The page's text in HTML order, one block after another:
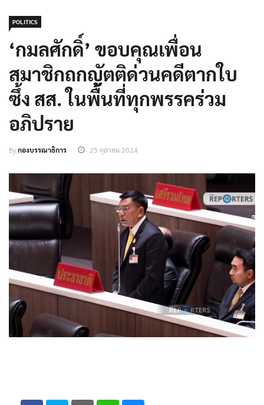
POLITICS
‘กมลศักดิ์’ ขอบคุณเพื่อน
สมาชิกถกญัตติด่วนคดีตากใบ
ซึ้ง สส. ในพื้นที่ทุกพรรคร่วม
อภิปราย
Byกองบรรณาธิการ 25 ตุลาคม 2024